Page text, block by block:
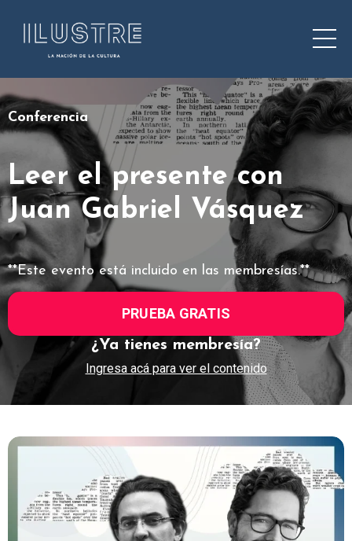
Conferencia
Leer el presente con
Juan Gabriel Vásquez
**Este evento está incluido en las membresías.**
PRUEBA GRATIS
¿Ya tienes membresía?
Ingresa acá para ver el contenido